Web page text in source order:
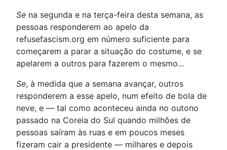
Se na segunda e na terça-feira desta semana, as
pessoas responderem ao apelo da
refusefascism.org em número suficiente para
começarem a parar a situação do costume, e se
apelarem a outros para fazerem o mesmo...
Se, à medida que a semana avançar, outros
responderem a esse apelo, num efeito de bola de
neve, e — tal como aconteceu ainda no outono
passado na Coreia do Sul quando milhões de
pessoas saíram às ruas e em poucos meses
fizeram cair a presidente — milhares e depois